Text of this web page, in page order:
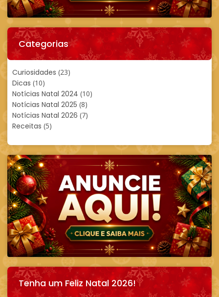
Categorias
Curiosidades (23)
Dicas (10)
Notícias Natal 2024 (10)
Notícias Natal 2025 (8)
Notícias Natal 2026 (7)
Receitas (5)
Tenha um Feliz Natal 2026!